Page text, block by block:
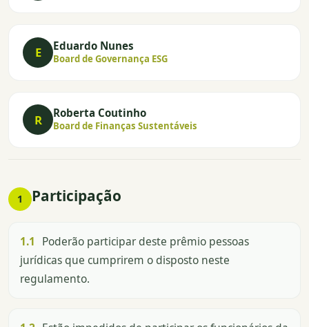
E Eduardo Nunes
Board de Governança ESG
R Roberta Coutinho
Board de Finanças Sustentáveis
1 Participação
1.1 Poderão participar deste prêmio pessoas
jurídicas que cumprirem o disposto neste
regulamento.